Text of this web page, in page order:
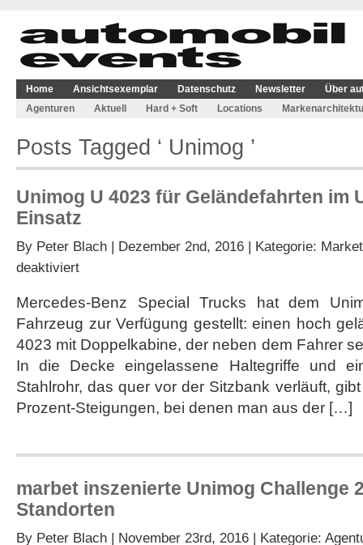
Home Ansichtsexemplar Datenschutz Newsletter
Über
Agenturen
Aktuell Hard + Soft Locations
Posts Tagged ‘ Unimog ’
Unimog U 4023 für Geländefahrten im
Einsatz
By Peter Blach | Dezember 2nd, 2016 | Kategorie:
deaktiviertfür
4023
für
im
Unimog
Museum
im
Einsatz
Mercedes-Benz Special Trucks hat dem
Fahrzeug zur Verfügung gestellt: einen hoch
4023 mit Doppelkabine, der neben dem Fahrer
In die Decke eingelassene Haltegriffe und
Stahlrohr, das quer vor der Sitzbank verläuft,
Prozent-Steigungen, bei denen man aus der […]
marbet inszenierte Unimog Challenge
Standorten
By Peter Blach | November 23rd, 2016 | Kategorie: